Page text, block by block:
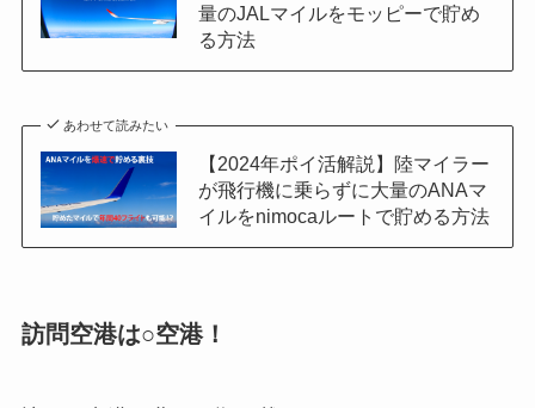
量のJALマイルをモッピーで貯め
る方法
あわせて読みたい
【2024年ポイ活解説】陸マイラー
が飛行機に乗らずに大量のANAマ
イルをnimocaルートで貯める方法
訪問空港は○空港！